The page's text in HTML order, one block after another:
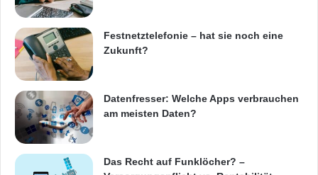
Festnetztelefonie – hat sie noch eine
Zukunft?
Datenfresser: Welche Apps verbrauchen
am meisten Daten?
Das Recht auf Funklöcher? –